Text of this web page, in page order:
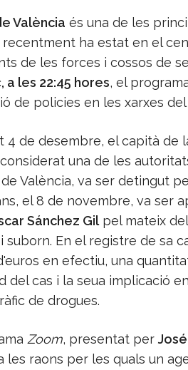
València és una de les
recentment ha estat en el
de les forces i cossos de
a les 22:45 hores, el
de policies en les xarxes
4 de desembre, el capità de
una de les
València, va ser detingut
el 8 de novembre, va ser
Sánchez Gilpel mateix
suborn. En el registre de sa
en efectiu, una
del cas i la seua implicació
de drogues.
Zoom, presentat per
les raons per les quals un